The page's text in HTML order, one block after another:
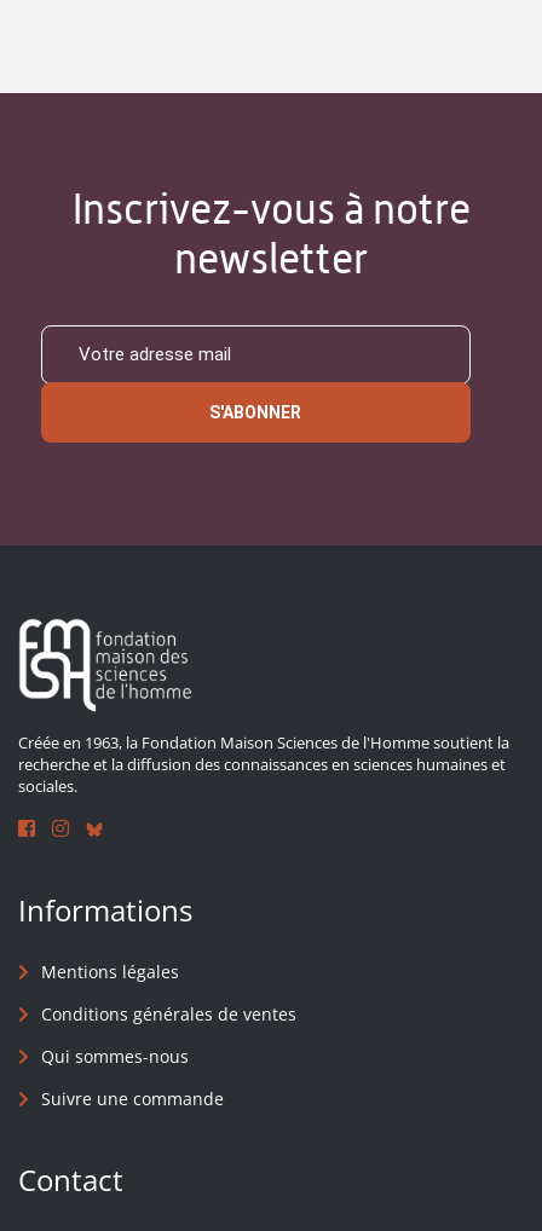
Inscrivez-vous à notre
newsletter
S'ABONNER
Créée en 1963, la Fondation Maison Sciences de l'Homme soutient la
recherche et la diffusion des connaissances en sciences humaines et
sociales.
Informations
Mentions légales
Conditions générales de ventes
Qui sommes-nous
Suivre une commande
Contact